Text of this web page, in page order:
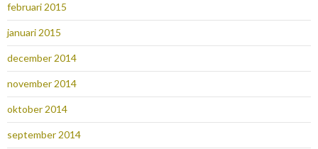
februari 2015
januari 2015
december 2014
november 2014
oktober 2014
september 2014